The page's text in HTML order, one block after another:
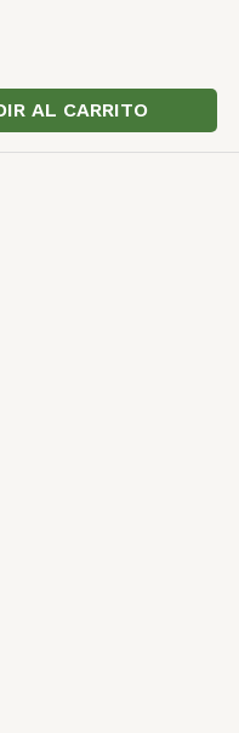
AL CARRITO